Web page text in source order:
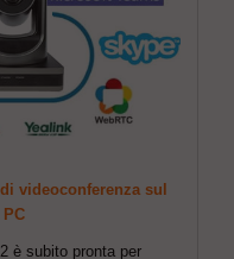
videoconferenza sul
è subito pronta per